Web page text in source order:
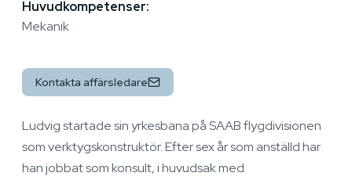
Huvudkompetenser:
Mekanik
Kontakta affärsledare
Ludvig startade sin yrkesbana på SAAB flygdivisionen
som verktygskonstruktör. Efter sex år som anställd har
han jobbat som konsult, i huvudsak med